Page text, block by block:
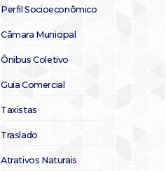
Perfil Socioeconômico
Câmara Municipal
Ônibus Coletivo
Guia Comercial
Taxistas
Traslado
Atrativos Naturais